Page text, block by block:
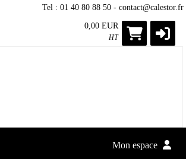
Tel : 01 40 80 88 50 - contact@calestor.fr
0,00 EUR
HT
Mon espace